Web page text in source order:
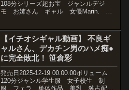
108分シリーズ超お宝 ジャンルデジ
モ お姉さん ギャル 女優Marin.
え メーカーワープエンタテインメン...
【イチオシギャル動画】 不良ギ
ャルさん、デカチン男のハメ痴●
に完全敗北！ 笹倉彩
発売日2025-12-19 00:00:00ボリューム
120分ジャンル学生服 女子校生 制
服 フェラ 単体作品 美乳 独占配